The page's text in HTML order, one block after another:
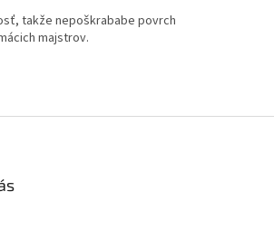
takže nepoškrababe povrch
majstrov.